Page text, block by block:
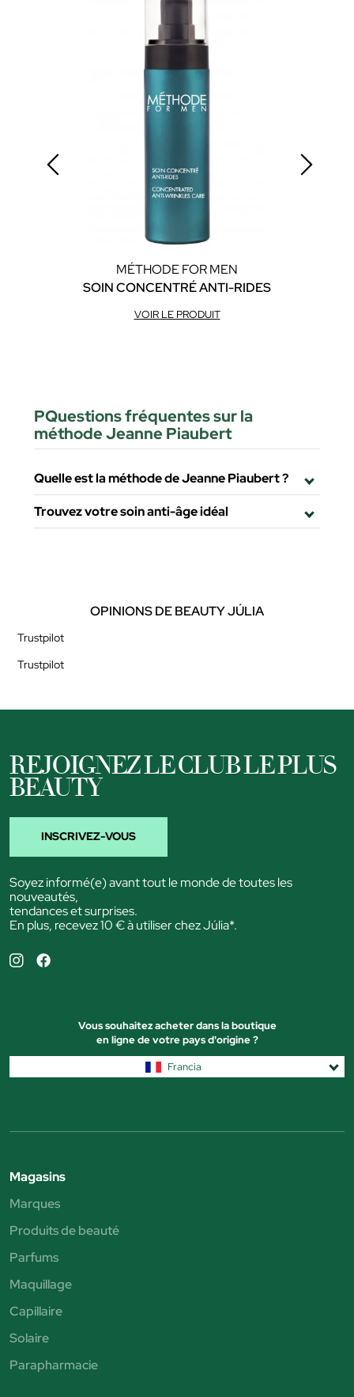
MÉTHODE FOR MEN
SOIN CONCENTRÉ ANTI-RIDES
VOIR LE PRODUIT
PQuestions fréquentes sur la
méthode Jeanne Piaubert
Quelle est la méthode de Jeanne Piaubert ?
Trouvez votre soin anti-âge idéal
OPINIONS DE BEAUTY JÚLIA
Trustpilot
Trustpilot
REJOIGNEZ LE CLUB LE PLUS
BEAUTY
INSCRIVEZ-VOUS
Soyez informé(e) avant tout le monde de toutes les
nouveautés,
tendances et surprises.
En plus, recevez 10 € à utiliser chez Júlia*.
Vous souhaitez acheter dans la boutique
en ligne de votre pays d'origine ?
Francia
Magasins
Marques
Produits de beauté
Parfums
Maquillage
Capillaire
Solaire
Parapharmacie